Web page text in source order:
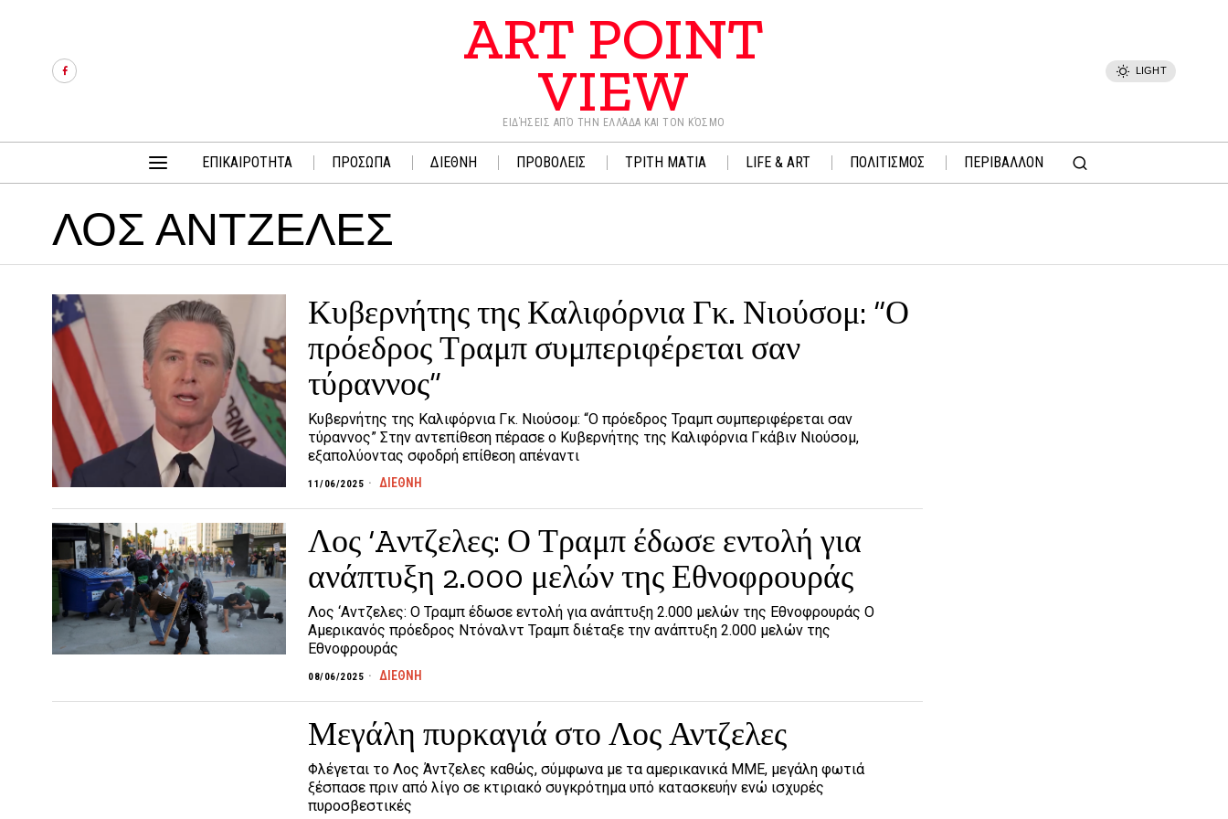
ART POINT
VIEW
ΕΙΔΉΣΕΙΣ ΑΠΌ ΤΗΝ ΕΛΛΆΔΑ ΚΑΙ ΤΟΝ ΚΌΣΜΟ
LIGHT
ΕΠΙΚΑΙΡΟΤΗΤΑ ΠΡΟΣΩΠΑ ΔΙΕΘΝΗ ΠΡΟΒΟΛΕΙΣ ΤΡΙΤΗ ΜΑΤΙΑ LIFE & ART ΠΟΛΙΤΙΣΜΟΣ ΠΕΡΙΒΑΛΛΟΝ
ΛΟΣ ΑΝΤΖΕΛΕΣ
Κυβερνήτης της Καλιφόρνια Γκ. Νιούσομ: “Ο
πρόεδρος Τραμπ συμπεριφέρεται σαν
τύραννος”
Κυβερνήτης της Καλιφόρνια Γκ. Νιούσομ: “Ο πρόεδρος Τραμπ συμπεριφέρεται σαν
τύραννος” Στην αντεπίθεση πέρασε ο Κυβερνήτης της Καλιφόρνια Γκάβιν Νιούσομ,
εξαπολύοντας σφοδρή επίθεση απέναντι
11/06/2025 ΔΙΕΘΝΗ
Λος ‘Aντζελες: Ο Τραμπ έδωσε εντολή για
ανάπτυξη 2.000 μελών της Εθνοφρουράς
Λος ‘Aντζελες: Ο Τραμπ έδωσε εντολή για ανάπτυξη 2.000 μελών της Εθνοφρουράς Ο
Αμερικανός πρόεδρος Ντόναλντ Τραμπ διέταξε την ανάπτυξη 2.000 μελών της
Εθνοφρουράς
08/06/2025 ΔΙΕΘΝΗ
Μεγάλη πυρκαγιά στο Λος Αντζελες
Φλέγεται το Λος Άντζελες καθώς, σύμφωνα με τα αμερικανικά ΜΜΕ, μεγάλη φωτιά
ξέσπασε πριν από λίγο σε κτιριακό συγκρότημα υπό κατασκευήν ενώ ισχυρές
πυροσβεστικές